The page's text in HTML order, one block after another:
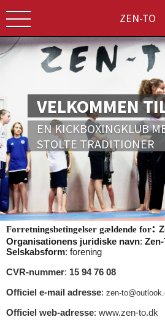
ZEN-TO
VELKOMMEN
EN KICKBOXINGKLUB
STOLTE TRADITIONER
Forretningsbetingelser gældende for:
Organisationens juridiske navn:
Selskabsform: forening
CVR-nummer: 15 94 76 08
Officiel e-mail adresse: zen-
Officiel web-adresse: www.zen-to.dk